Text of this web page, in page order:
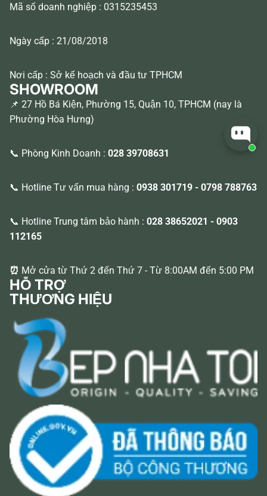
Mã số doanh nghiệp : 0315235453
Ngày cấp : 21/08/2018
Nơi cấp : Sở kế hoạch và đầu tư TPHCM
SHOWROOM
📌 27 Hồ Bá Kiện, Phường 15, Quận 10, TPHCM (nay là
Phường Hòa Hưng)
📞 Phòng Kinh Doanh : 028 39708631
📞 Hotline Tư vấn mua hàng : 0938 301719 - 0798 788763
📞 Hotline Trung tâm bảo hành : 028 38652021 - 0903
112165
⏰ Mở cửa từ Thứ 2 đến Thứ 7 - Từ 8:00AM đến 5:00 PM
HỖ TRỢ
THƯƠNG HIỆU